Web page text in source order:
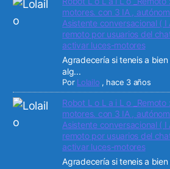
motores. con 3 IA ,
Asistente conversacional (
remoto por usuarios del
activar luces-motores
Agradecería si teneis a
alg...
Por Lolailo , hace 3 años
Robot L o L a i L o
motores. con 3 IA ,
Asistente conversacional (
remoto por usuarios del
activar luces-motores
Agradecería si teneis a